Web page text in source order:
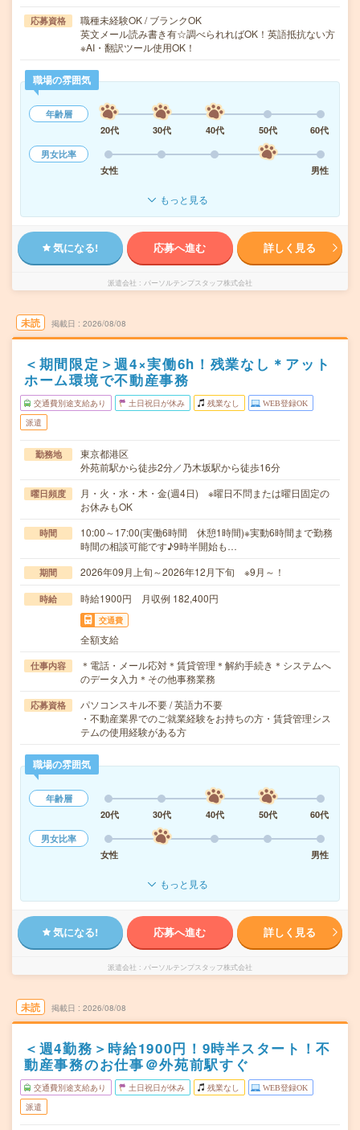
応募資格
職種未経験OK / ブランクOK
英文メール読み書き有☆調べられればOK！英語抵抗ない方
※AI・翻訳ツール使用OK！
職場の雰囲気
年齢層
20代
30代 40代 50代
60代
男女比率
女性
男性
もっと見る
気になる! 応募へ進む 詳しく見る
派遣会社 パーソルテンプスタッフ株式会社
未読 掲載日 2026/08/08
＜期間限定＞週4×実働6h！残業なし＊アット
ホーム環境で不動産事務
交通費別途支給あり 土日祝日が休み 残業なし WEB登録OK
派遣
勤務地
東京都港区
外苑前駅から徒歩2分／乃木坂駅から徒歩16分
曜日頻度
月・火・水・木・金(週4日) ※曜日不問または曜日固定の
お休みもOK
時間
10:00～17:00(実働6時間 休憩1時間)※実動6時間まで勤務
時間の相談可能です♪9時半開始も…
期間 2026年09月上旬～2026年12月下旬 ※9月～！
時給 時給1900円 月収例 182,400円
交通費
全額支給
仕事内容
＊電話・メール応対＊賃貸管理＊解約手続き＊システムへ
のデータ入力＊その他事務業務
応募資格
パソコンスキル不要 / 英語力不要
・不動産業界でのご就業経験をお持ちの方・賃貸管理シス
テムの使用経験がある方
職場の雰囲気
年齢層
20代
30代 40代 50代
60代
男女比率
女性
男性
もっと見る
気になる! 応募へ進む 詳しく見る
派遣会社 パーソルテンプスタッフ株式会社
未読 掲載日 2026/08/08
＜週4勤務＞時給1900円！9時半スタート！不
動産事務のお仕事＠外苑前駅すぐ
交通費別途支給あり 土日祝日が休み 残業なし WEB登録OK
派遣